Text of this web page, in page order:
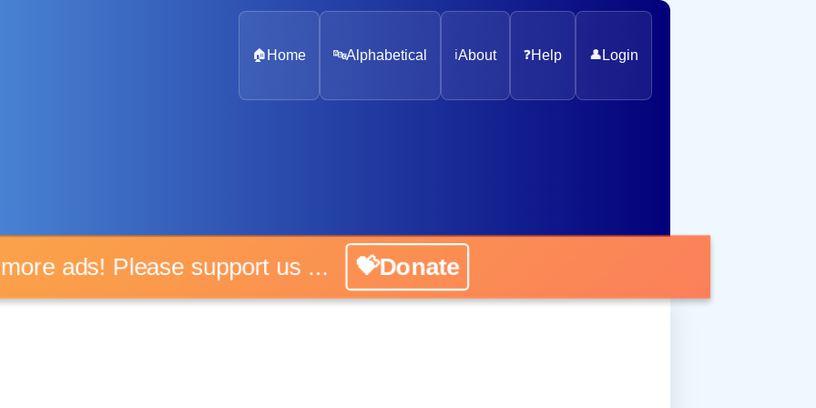
🏠 Home 🔤Alphabetical ℹ️About ❓Help 👤Login
ads! Please support us ... 💝Donate